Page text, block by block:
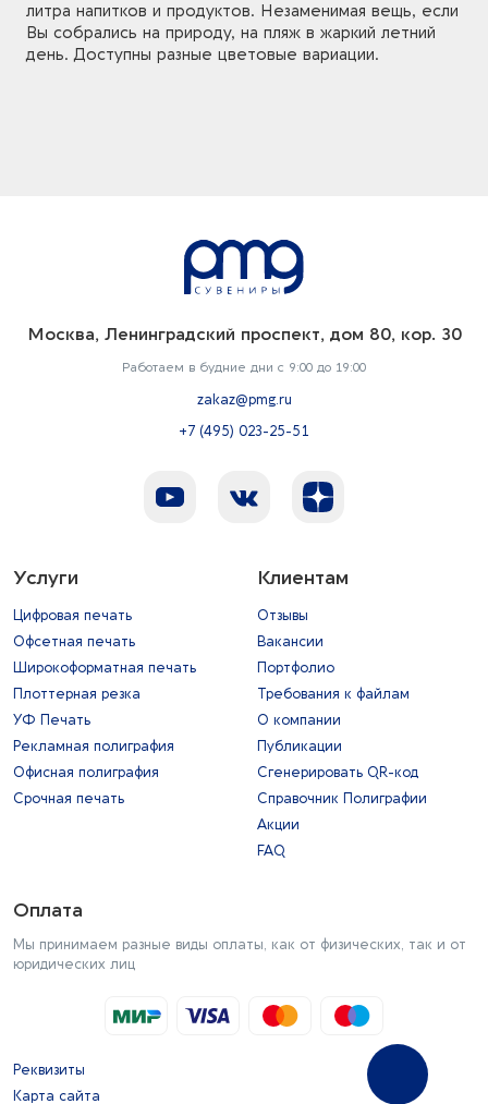
литра напитков и продуктов. Незаменимая вещь, если
Вы собрались на природу, на пляж в жаркий летний
день. Доступны разные цветовые вариации.
Москва, Ленинградский проспект, дом 80, кор. 30
Работаем в будние дни с 9:00 до 19:00
zakaz@pmg.ru
+7 (495) 023-25-51
Услуги
Цифровая печать
Офсетная печать
Широкоформатная печать
Плоттерная резка
УФ Печать
Рекламная полиграфия
Офисная полиграфия
Срочная печать
Клиентам
Отзывы
Вакансии
Портфолио
Требования к файлам
О компании
Публикации
Сгенерировать QR-код
Справочник Полиграфии
Акции
FAQ
Оплата
Мы принимаем разные виды оплаты, как от физических, так и от
юридических лиц
Реквизиты
Карта сайта